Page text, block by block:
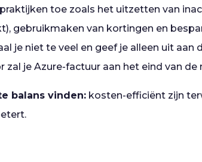
toe zoals het uitzetten van
gebruikmaken van kortingen en
je niet te veel en geef je alleen uit aan
zal je Azure-factuur aan het eind van de
balans vinden: kosten-efficiënt zijn